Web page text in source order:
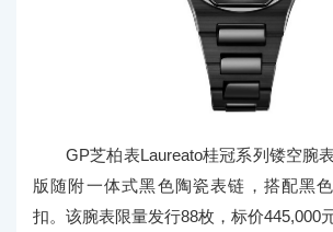
GP芝柏表Laureato桂冠系列镂空腕
版随附一体式黑色陶瓷表链，搭配黑
扣。该腕表限量发行88枚，标价445,000元